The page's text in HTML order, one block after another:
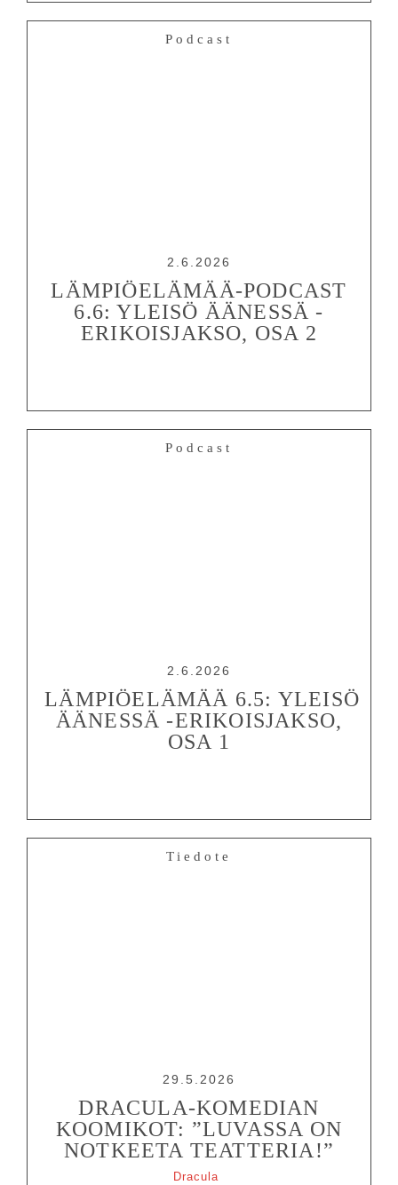
Podcast
2.6.2026
LÄMPIÖELÄMÄÄ-PODCAST
6.6: YLEISÖ ÄÄNESSÄ -
ERIKOISJAKSO, OSA 2
Podcast
2.6.2026
LÄMPIÖELÄMÄÄ 6.5: YLEISÖ
ÄÄNESSÄ -ERIKOISJAKSO,
OSA 1
Tiedote
29.5.2026
DRACULA-KOMEDIAN
KOOMIKOT: ”LUVASSA ON
NOTKEETA TEATTERIA!”
Dracula